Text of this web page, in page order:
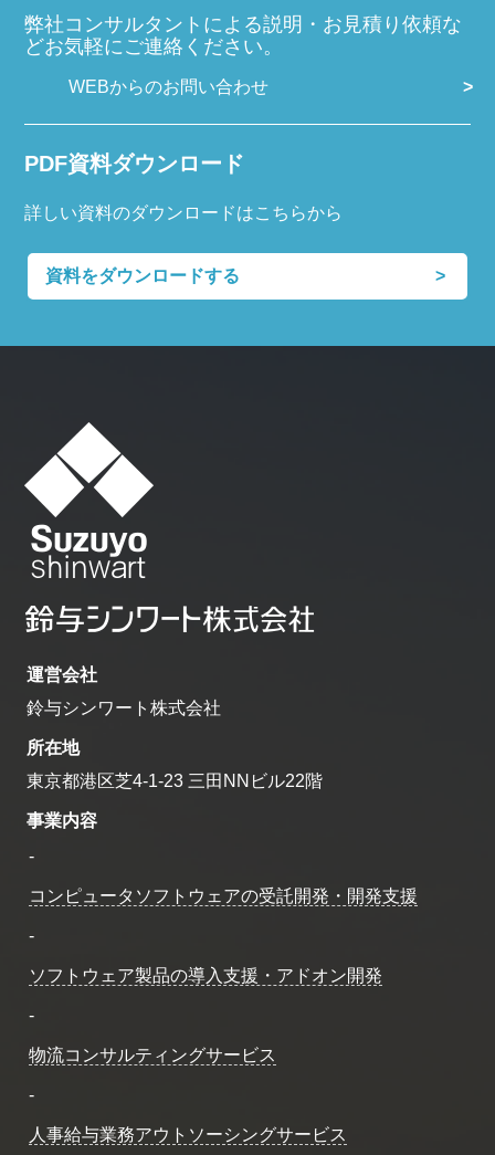
弊社コンサルタントによる説明・お見積り依頼な
どお気軽にご連絡ください。
WEBからのお問い合わせ
PDF資料ダウンロード
詳しい資料のダウンロードはこちらから
資料をダウンロードする
運営会社
鈴与シンワート株式会社
所在地
東京都港区芝4-1-23 三田NNビル22階
事業内容
-
コンピュータソフトウェアの受託開発・開発支援
-
ソフトウェア製品の導入支援・アドオン開発
-
物流コンサルティングサービス
-
人事給与業務アウトソーシングサービス